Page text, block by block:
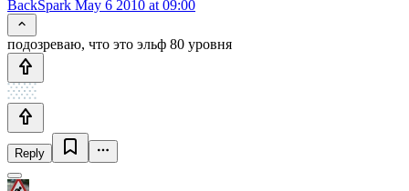
BackSpark May 6 2010 at 09:00
подозреваю, что это эльф 80 уровня
Reply